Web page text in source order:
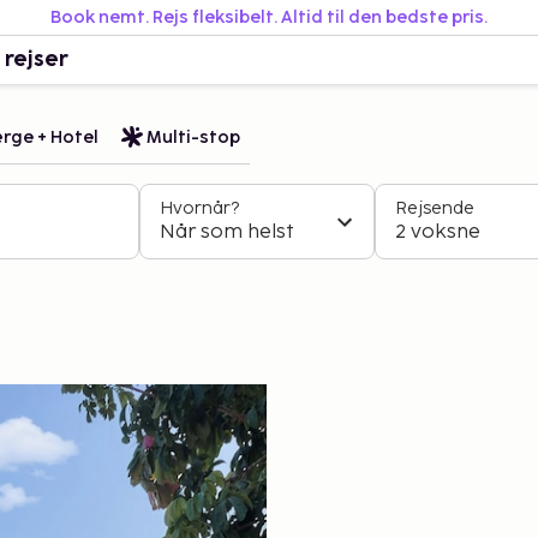
Book nemt. Rejs fleksibelt. Altid til den bedste pris.
rejser
+ Hotel Multi-stop
Hvornår?
Når som helst
Rejsende
2 voksne